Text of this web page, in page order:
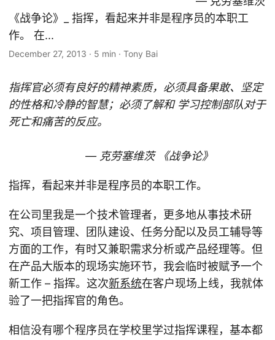
《战争论》_ 指挥，看起来并非是程序员的本职工
作。 在...
December 27, 2013 · 5 min · Tony Bai
指挥官必须有良好的精神素质，必须具备果敢、坚定
的性格和冷静的智慧；必须了解和 学习控制部队对于
死亡和痛苦的反应。
— 克劳塞维茨 《战争论》
指挥，看起来并非是程序员的本职工作。
在公司里我是一个技术管理者，更多地从事技术研
究、项目管理、团队建设、任务分配以及员工辅导等
方面的工作，有时又兼职需求分析或产品经理等。但
在产品大版本的现场实施环节，我会临时被赋予一个
新工作 – 指挥。这次新系统在客户现场上线，我就体
验了一把指挥官的角色。
相信没有哪个程序员在学校里学过指挥课程，基本都